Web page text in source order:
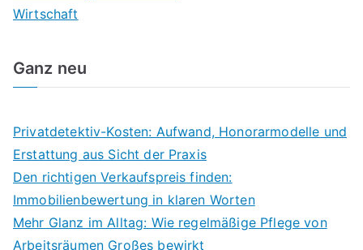
Wirtschaft
Ganz neu
Privatdetektiv-Kosten: Aufwand, Honorarmodelle und
Erstattung aus Sicht der Praxis
Den richtigen Verkaufspreis finden:
Immobilienbewertung in klaren Worten
Mehr Glanz im Alltag: Wie regelmäßige Pflege von
Arbeitsräumen Großes bewirkt